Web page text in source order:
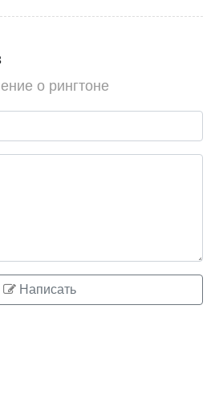
о рингтоне
Написать